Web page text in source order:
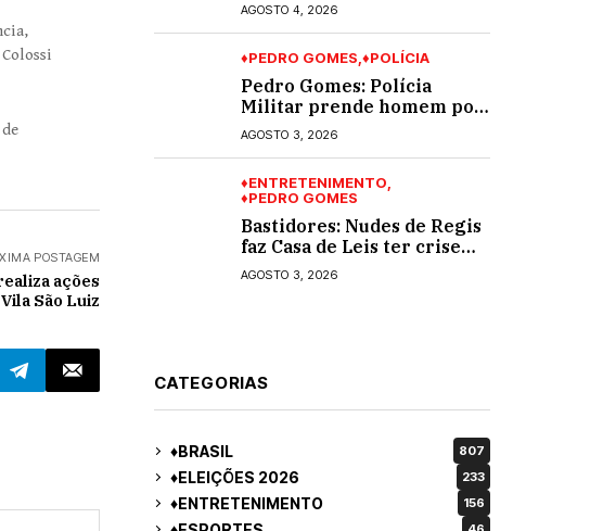
POSTAGEM
ações
São Luiz
Legislativa de MS e
AGOSTO 4, 2026
♦PEDRO GOMES ♦POLÍCIA
Pedro Gomes: Polícia
Militar prende homem por
violência doméstica; dois
socos na cara dela
AGOSTO 3, 2026
♦ENTRETENIMENTO
♦PEDRO GOMES
Bastidores: Nudes de Regis
faz Casa de Leis ter crise
moral e ética. Respinga em
todos os vereadores e
AGOSTO 3, 2026
CATEGORIAS
♦BRASIL 807
♦ELEIÇÕES 2026 233
♦ENTRETENIMENTO 156